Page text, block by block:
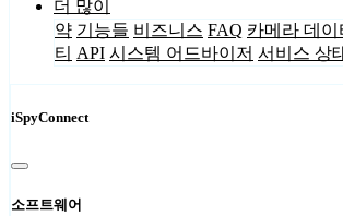
더 많이
약 기능들 비즈니스 FAQ 카메라 데
티 API 시스템 어드바이저 서비스 상
iSpyConnect
소프트웨어